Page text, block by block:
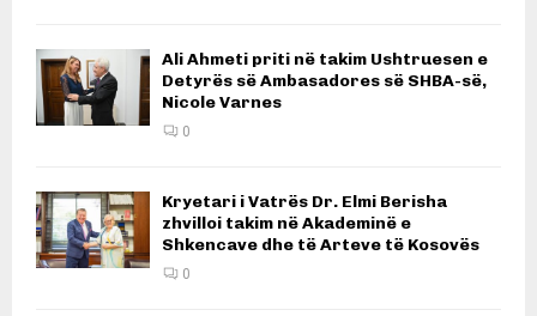
Ali Ahmeti priti në takim Ushtruesen e
Detyrës së Ambasadores së SHBA-së,
Nicole Varnes
0
Kryetari i Vatrës Dr. Elmi Berisha
zhvilloi takim në Akademinë e
Shkencave dhe të Arteve të Kosovës
0